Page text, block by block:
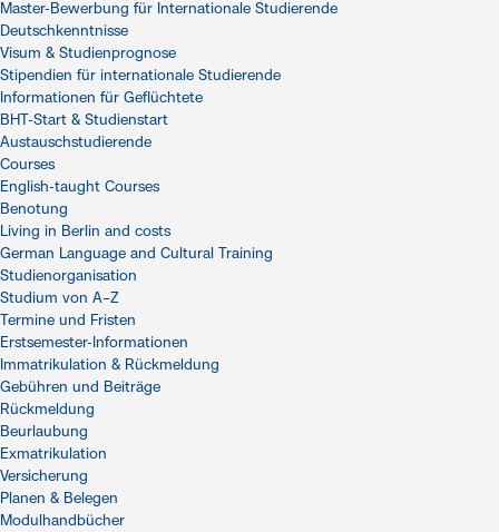
Master-Bewerbung für Internationale Studierende
Deutschkenntnisse
Visum & Studienprognose
Stipendien für internationale Studierende
Informationen für Geflüchtete
BHT-Start & Studienstart
Austauschstudierende
Courses
English-taught Courses
Benotung
Living in Berlin and costs
German Language and Cultural Training
Studienorganisation
Studium von A–Z
Termine und Fristen
Erstsemester-Informationen
Immatrikulation & Rückmeldung
Gebühren und Beiträge
Rückmeldung
Beurlaubung
Exmatrikulation
Versicherung
Planen & Belegen
Modulhandbücher